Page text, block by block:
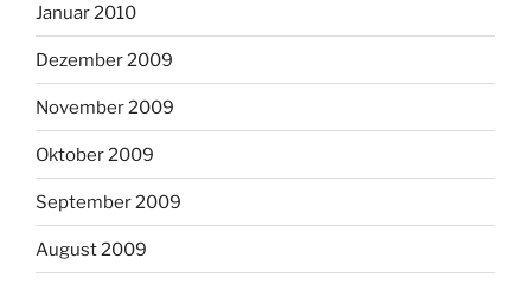
Januar 2010
Dezember 2009
November 2009
Oktober 2009
September 2009
August 2009